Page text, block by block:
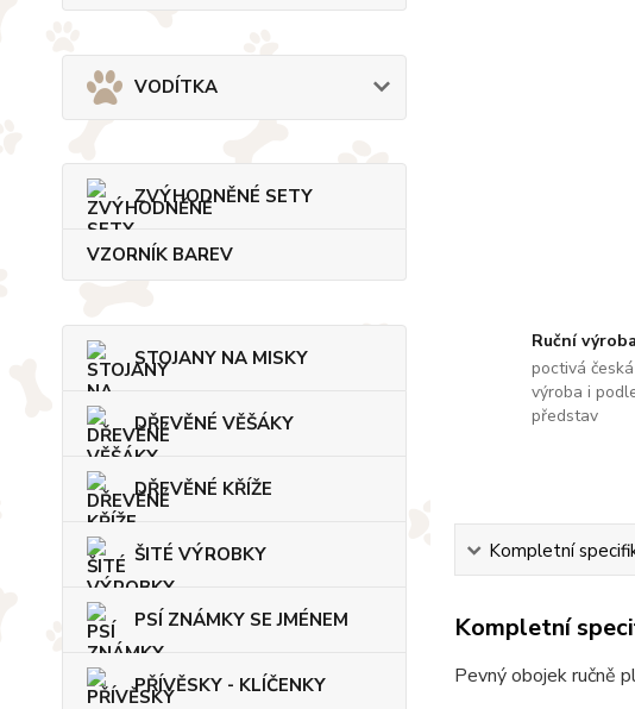
VODÍTKA
ZVÝHODNĚNÉ SETY
VZORNÍK BAREV
STOJANY NA MISKY
DŘEVĚNÉ VĚŠÁKY
DŘEVĚNÉ KŘÍŽE
ŠITÉ VÝROBKY
PSÍ ZNÁMKY SE JMÉNEM
PŘÍVĚSKY - KLÍČENKY
Ruční výroba
poctivá
výroba i
představ
Kompletní
Kompletní
Pevný obojek ručně